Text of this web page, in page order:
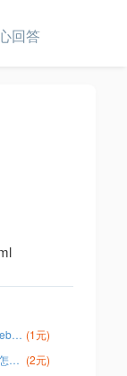
回答
怎么登录facebook安卓 (1元)
anyconnect怎么购买 (2元)